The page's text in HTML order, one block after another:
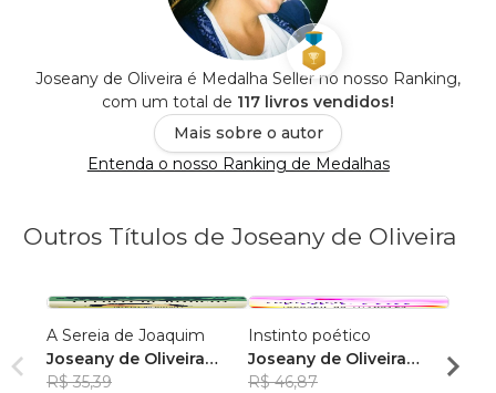
Joseany de Oliveira é Medalha Seller no nosso Ranking,
com um total de 117 livros vendidos!
Mais sobre o autor
Entenda o nosso Ranking de Medalhas
Outros Títulos de Joseany de Oliveira
A Sereia de Joaquim
Joseany de Oliveira
Ferreira
R$ 35,39
Instinto poético
Joseany de Oliveira
Ferreira
R$ 46,87
R$